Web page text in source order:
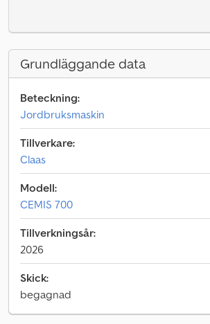
Grundläggande data
Beteckning:
Jordbruksmaskin
Tillverkare:
Claas
Modell:
CEMIS 700
Tillverkningsår:
2026
Skick:
begagnad